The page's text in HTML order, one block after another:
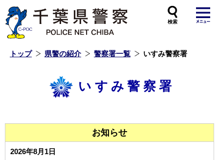
トップ 県警の紹介 警察署一覧 いすみ警察署
いすみ警察署
お知らせ
2026年8月1日